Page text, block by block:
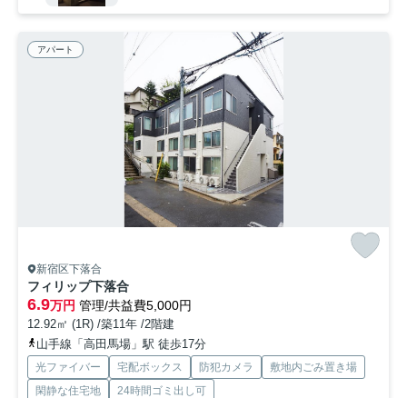
アパート
新宿区下落合
フィリップ下落合
6.9万円 管理/共益費5,000円
12.92㎡ (1R) /築11年 /2階建
山手線「高田馬場」駅 徒歩17分
光ファイバー 宅配ボックス 防犯カメラ
敷地内ごみ置き場
閑静な住宅地
24時間ゴミ出し可